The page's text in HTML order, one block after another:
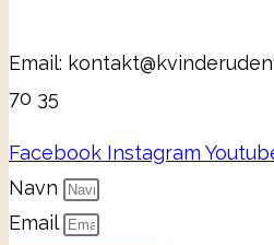
Email:
70 35
Facebook Instagram
Navn
Email